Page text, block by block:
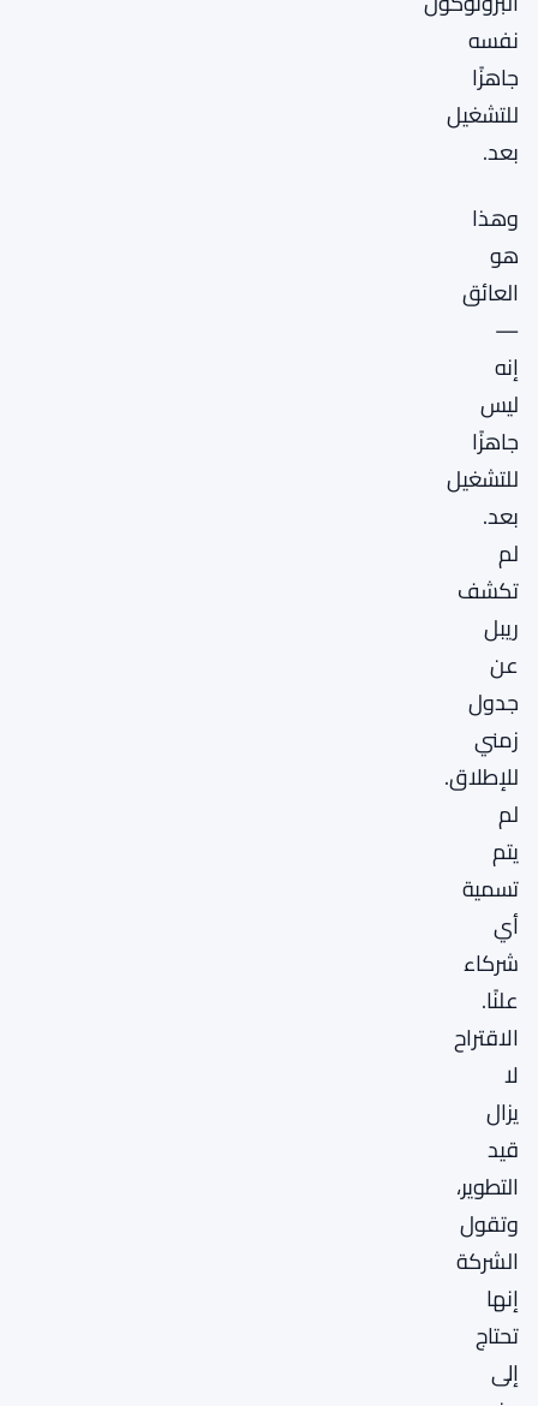
نفسه
جاهزًا
للتشغيل
بعد.
وهذا
هو
العائق
—
إنه
ليس
جاهزًا
للتشغيل
بعد.
لم
تكشف
ريبل
عن
جدول
زمني
للإطلاق.
لم
يتم
تسمية
أي
شركاء
علنًا.
الاقتراح
لا
يزال
قيد
التطوير،
وتقول
الشركة
إنها
تحتاج
إلى